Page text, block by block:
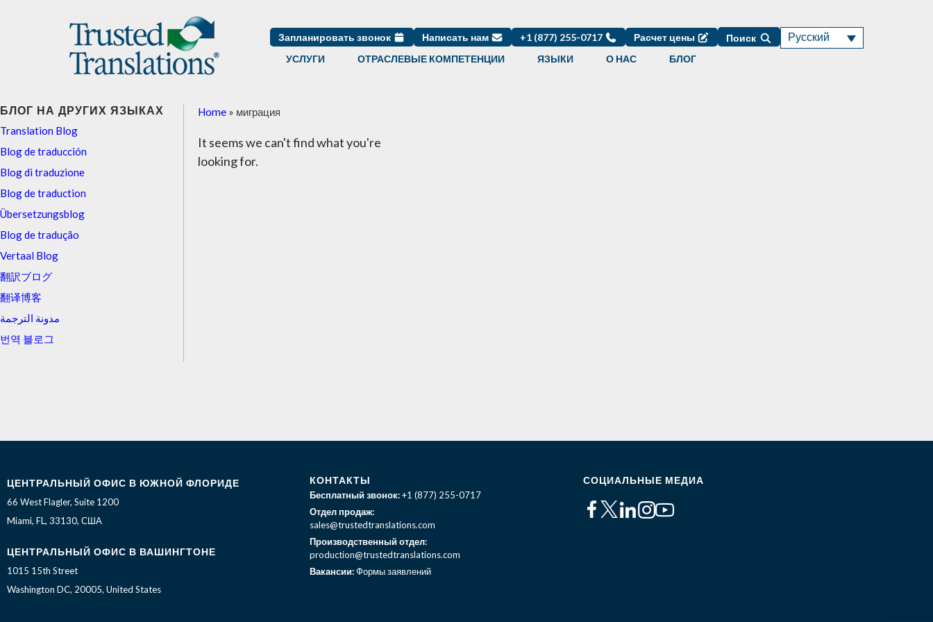
Запланировать звонок Написать нам +1 (877) 255-0717 Расчет цены Поиск Русский
УСЛУГИ ОТРАСЛЕВЫЕ КОМПЕТЕНЦИИ ЯЗЫКИ О НАС БЛОГ
БЛОГ НА ДРУГИХ ЯЗЫКАХ
Translation Blog
Blog de traducción
Blog di traduzione
Blog de traduction
Übersetzungsblog
Blog de tradução
Vertaal Blog
翻訳ブログ
翻译博客
مدونة الترجمة
번역 블로그
Home » миграция
It seems we can't find what you're
looking for.
ЦЕНТРАЛЬНЫЙ ОФИС В ЮЖНОЙ ФЛОРИДЕ
66 West Flagler, Suite 1200
Miami, FL, 33130, США
ЦЕНТРАЛЬНЫЙ ОФИС В ВАШИНГТОНЕ
1015 15th Street
Washington DC, 20005, United States
КОНТАКТЫ
Бесплатный звонок: +1 (877) 255-0717
Отдел продаж:
sales@trustedtranslations.com
Производственный отдел:
production@trustedtranslations.com
Вакансии:Формы заявлений
СОЦИАЛЬНЫЕ МЕДИА